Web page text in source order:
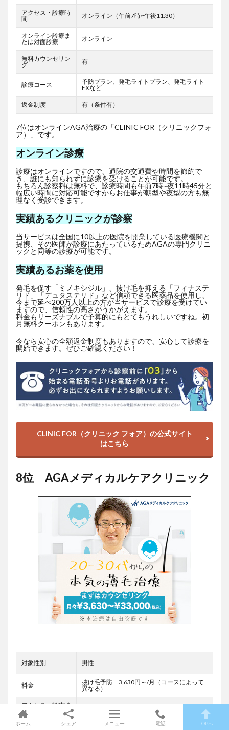
アクセス・診療時
間
オンライン（午前7時~午後11:30）
オンライン診療ま
たは対面診療
オンライン
無料カウンセリン
グ
有
診療コース
予防プラン、発毛ライトプラン、発毛ライト
EXなど
返金制度 有（条件有）
7位はオンラインAGA治療の「CLINIC FOR（クリニックフォ
ア）」です。
オンライン診療
診療はオンラインですので、通院の交通費や時間を節約で
き、誰にも知られずに診療を受けることが可能です。
もちろん診察料は無料で、診療時間も午前7時~夜11時45分と
幅広い時間に対応可能ですからお仕事が朝型や夜型の方も無
理なく受診できます。
実績あるクリニックが診察
当サービスは全国に10以上の医院を開業している医療機関と
提携、その医師が診療にあたっているためAGAの専門クリニ
ックと同等の診療が可能です。
実績あるお薬を使用
発毛を促す「ミノキシジル」、抜け毛を抑える「フィナステ
リド」「デュタステリド」など信頼できる医薬品を使用し、
今まで延べ200万人以上の方が当サービスで診療を受けてい
ますので、信頼性の高さがうかがえます。
料金もリーズナブルで予算的にもとてもうれしいですね。初
月無料クーポンもあります。
今なら安心の全額返金制度もありますので、安心して診療を
開始できます。ぜひご確認ください！
CLINIC FOR（クリニック フォア）の公式サイト
はこちら
8位 AGAメディカルケアクリニック
対象性別 男性
料金
抜け毛予防 3,630円～/月（コースによって
異なる）
アクセス・診療時
間
新宿、東京駅前 9:45-18:45
ホーム シェア メニュー 電話 TOPへ